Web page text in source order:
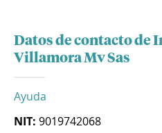
Datos de contacto de
Villamora Mv Sas
Ayuda
NIT: 9019742068